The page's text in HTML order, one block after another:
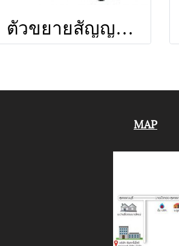
ตัวขยายสัญญาณ LEO DA35 ยี่ห้อ LEOTECH (dBy)
MAP